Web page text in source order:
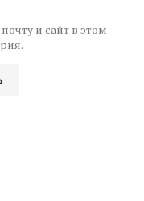
и сайт в этом